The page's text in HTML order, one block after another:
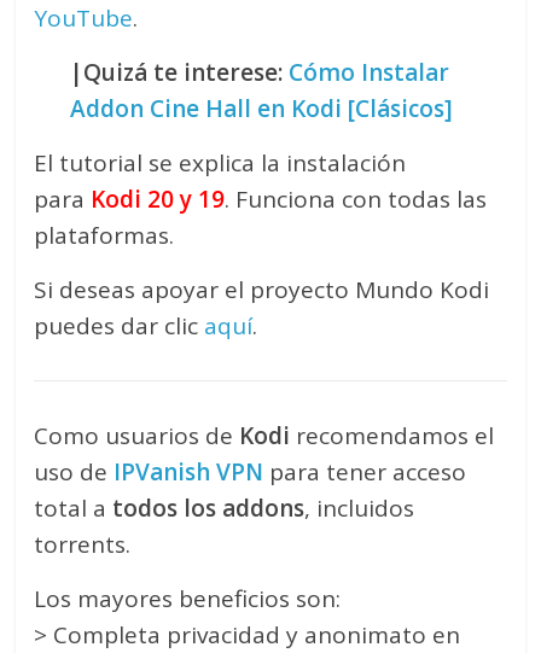
YouTube.
|Quizá te interese: Cómo Instalar
Addon Cine Hall en Kodi [Clásicos]
El tutorial se explica la instalación
para Kodi 20 y 19. Funciona con todas las
plataformas.
Si deseas apoyar el proyecto Mundo Kodi
puedes dar clic aquí.
Como usuarios de Kodi recomendamos el
uso de IPVanish VPN para tener acceso
total a todos los addons, incluidos
torrents.
Los mayores beneficios son:
> Completa privacidad y anonimato en